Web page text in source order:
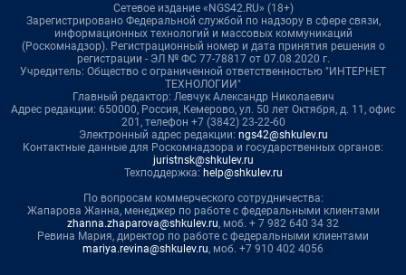
Сетевое издание «NGS42.RU» (18+)
Зарегистрировано Федеральной службой по надзору в сфере связи,
информационных технологий и массовых коммуникаций
(Роскомнадзор). Регистрационный номер и дата принятия решения о
регистрации - ЭЛ № ФС 77-78817 от 07.08.2020 г.
Учредитель: Общество с ограниченной ответственностью "ИНТЕРНЕТ
ТЕХНОЛОГИИ"
Главный редактор: Левчук Александр Николаевич
Адрес редакции: 650000, Россия, Кемерово, ул. 50 лет Октября, д. 11, офис
201, телефон +7 (3842) 23-22-60
Электронный адрес редакции: ngs42@shkulev.ru
Контактные данные для Роскомнадзора и государственных органов:
juristnsk@shkulev.ru
Техподдержка: help@shkulev.ru
По вопросам коммерческого сотрудничества:
Жапарова Жанна, менеджер по работе с федеральными клиентами
zhanna.zhaparova@shkulev.ru, моб. + 7 982 640 34 32
Ревина Мария, директор по работе с федеральными клиентами
mariya.revina@shkulev.ru, моб. +7 910 402 4056